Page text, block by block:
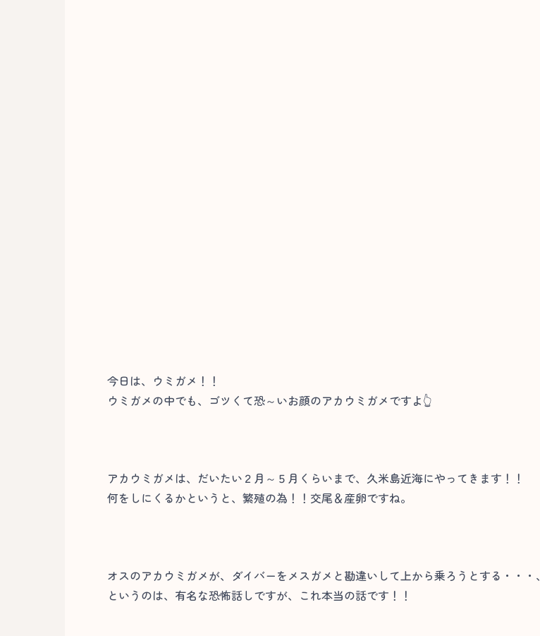
今日は、ウミガメ！！
ウミガメの中でも、ゴツくて恐～いお顔のアカウミガメですよ👆
アカウミガメは、だいたい２月～５月くらいまで、久米島近海にやってきます！！
何をしにくるかというと、繁殖の為！！交尾＆産卵ですね。
オスのアカウミガメが、ダイバーをメスガメと勘違いして上から乗ろうとする・・・、
というのは、有名な恐怖話しですが、これ本当の話です！！